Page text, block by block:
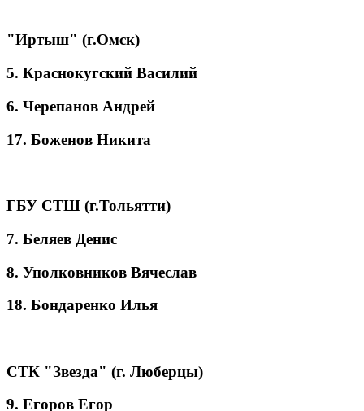
"Иртыш" (г.Омск)
5. Краснокугский Василий
6. Черепанов Андрей
17. Боженов Никита
ГБУ СТШ (г.Тольятти)
7. Беляев Денис
8. Уполковников Вячеслав
18. Бондаренко Илья
СТК "Звезда" (г. Люберцы)
9. Егоров Егор